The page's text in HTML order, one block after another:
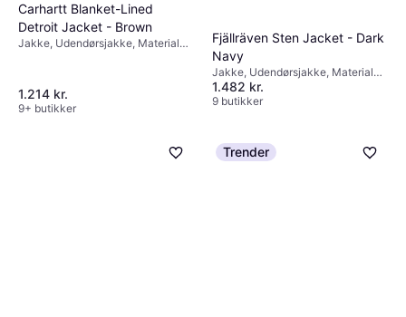
Carhartt Blanket-Lined
Detroit Jacket - Brown
Jakke, Udendørsjakke, Materiale:
1.214 kr.
9+ butikker
Fjällräven Sten Jacket - Dark
Navy
Jakke, Udendørsjakke, Materiale:
Bomuld, Polyester, Hætte, Lommer,
Vandafvisende
1.482 kr.
9 butikker
Trender